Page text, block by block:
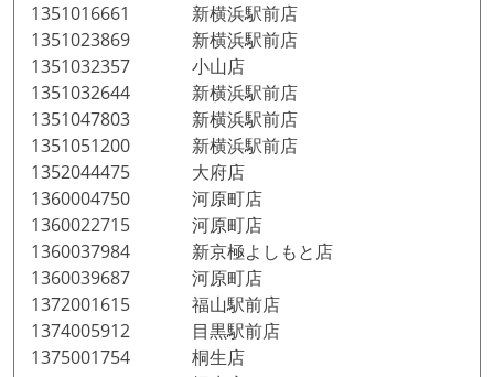
1351016661 新横浜駅前店
1351023869 新横浜駅前店
1351032357 小山店
1351032644 新横浜駅前店
1351047803 新横浜駅前店
1351051200 新横浜駅前店
1352044475 大府店
1360004750 河原町店
1360022715 河原町店
1360037984 新京極よしもと店
1360039687 河原町店
1372001615 福山駅前店
1374005912 目黒駅前店
1375001754 桐生店